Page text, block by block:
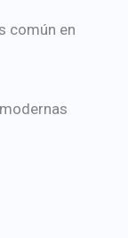
común en